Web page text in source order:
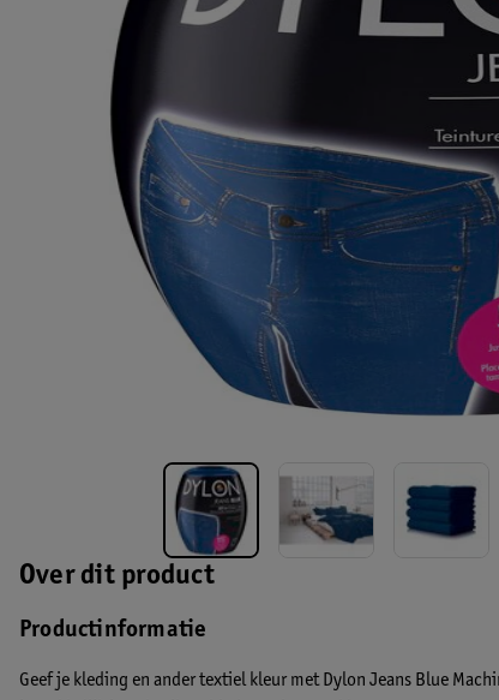
Over dit product
Productinformatie
Geef je kleding en ander textiel kleur met Dylon Jeans Blue